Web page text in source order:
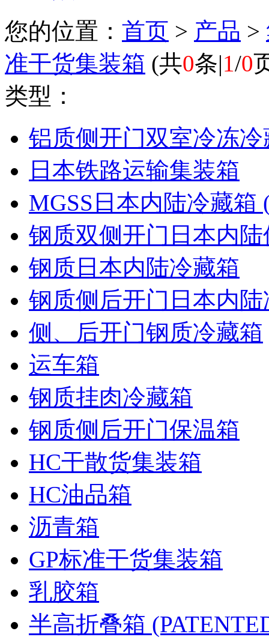
您的位置： 首页 > 产品 >
准干货集装箱 (共0条|1/0
类型：
铝质侧开门双室冷冻冷
日本铁路运输集装箱
MGSS日本内陆冷藏箱
钢质双侧开门日本内
钢质日本内陆冷藏箱
钢质侧后开门日本内
侧、后开门钢质冷藏箱
运车箱
钢质挂肉冷藏箱
钢质侧后开门保温箱
HC干散货集装箱
HC油品箱
沥青箱
GP标准干货集装箱
乳胶箱
半高折叠箱